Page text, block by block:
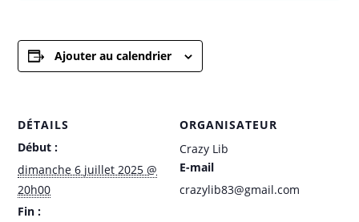
Ajouter au calendrier
DÉTAILS
Début :
dimanche 6 juillet 2025 @
20h00
Fin :
ORGANISATEUR
Crazy Lib
E-mail
crazylib83@gmail.com